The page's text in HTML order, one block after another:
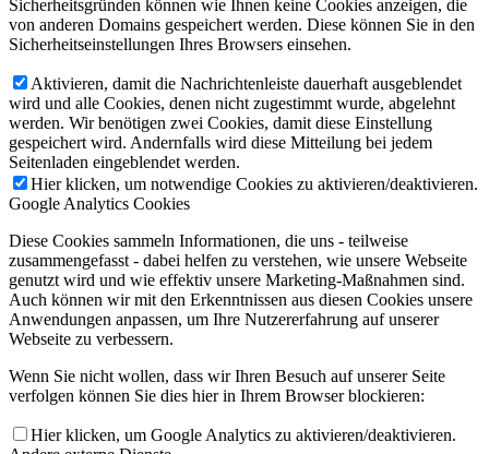
Sicherheitsgründen können wie Ihnen keine Cookies anzeigen, die
von anderen Domains gespeichert werden. Diese können Sie in den
Sicherheitseinstellungen Ihres Browsers einsehen.
Aktivieren, damit die Nachrichtenleiste dauerhaft ausgeblendet
wird und alle Cookies, denen nicht zugestimmt wurde, abgelehnt
werden. Wir benötigen zwei Cookies, damit diese Einstellung
gespeichert wird. Andernfalls wird diese Mitteilung bei jedem
Seitenladen eingeblendet werden.
Hier klicken, um notwendige Cookies zu aktivieren/deaktivieren.
Google Analytics Cookies
Diese Cookies sammeln Informationen, die uns - teilweise
zusammengefasst - dabei helfen zu verstehen, wie unsere Webseite
genutzt wird und wie effektiv unsere Marketing-Maßnahmen sind.
Auch können wir mit den Erkenntnissen aus diesen Cookies unsere
Anwendungen anpassen, um Ihre Nutzererfahrung auf unserer
Webseite zu verbessern.
Wenn Sie nicht wollen, dass wir Ihren Besuch auf unserer Seite
verfolgen können Sie dies hier in Ihrem Browser blockieren:
Hier klicken, um Google Analytics zu aktivieren/deaktivieren.